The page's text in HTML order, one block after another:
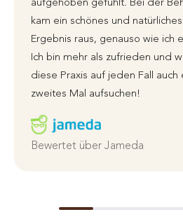
kam ein schönes und natürliches
Ergebnis raus, genauso wie ich
Ich bin mehr als zufrieden und
diese Praxis auf jeden Fall auch
zweites Mal aufsuchen!
Bewertet über Jameda